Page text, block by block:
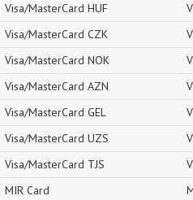
Visa/MasterCard HUF
Visa/MasterCard CZK
Visa/MasterCard NOK
Visa/MasterCard AZN
Visa/MasterCard GEL
Visa/MasterCard UZS
Visa/MasterCard TJS
MIR Card